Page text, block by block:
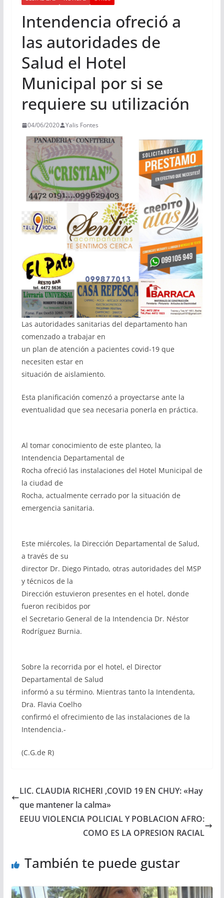
Intendencia ofreció a
las autoridades de
Salud el Hotel
Municipal por si se
requiere su utilización
04/06/2020 Yalis Fontes
Las autoridades sanitarias del departamento han
comenzado a trabajar en
un plan de atención a pacientes covid-19 que
necesiten estar en
situación de aislamiento.
Esta planificación comenzó a proyectarse ante la
eventualidad que sea necesaria ponerla en práctica.
Al tomar conocimiento de este planteo, la
Intendencia Departamental de
Rocha ofreció las instalaciones del Hotel Municipal de
la ciudad de
Rocha, actualmente cerrado por la situación de
emergencia sanitaria.
Este miércoles, la Dirección Departamental de Salud,
a través de su
director Dr. Diego Pintado, otras autoridades del MSP
y técnicos de la
Dirección estuvieron presentes en el hotel, donde
fueron recibidos por
el Secretario General de la Intendencia Dr. Néstor
Rodríguez Burnia.
Sobre la recorrida por el hotel, el Director
Departamental de Salud
informó a su término. Mientras tanto la Intendenta,
Dra. Flavia Coelho
confirmó el ofrecimiento de las instalaciones de la
Intendencia.-
(C.G.de R)
LIC. CLAUDIA RICHERI ,COVID 19 EN CHUY: «Hay
que mantener la calma»
EEUU VIOLENCIA POLICIAL Y POBLACION AFRO:
COMO ES LA OPRESION RACIAL
También te puede gustar